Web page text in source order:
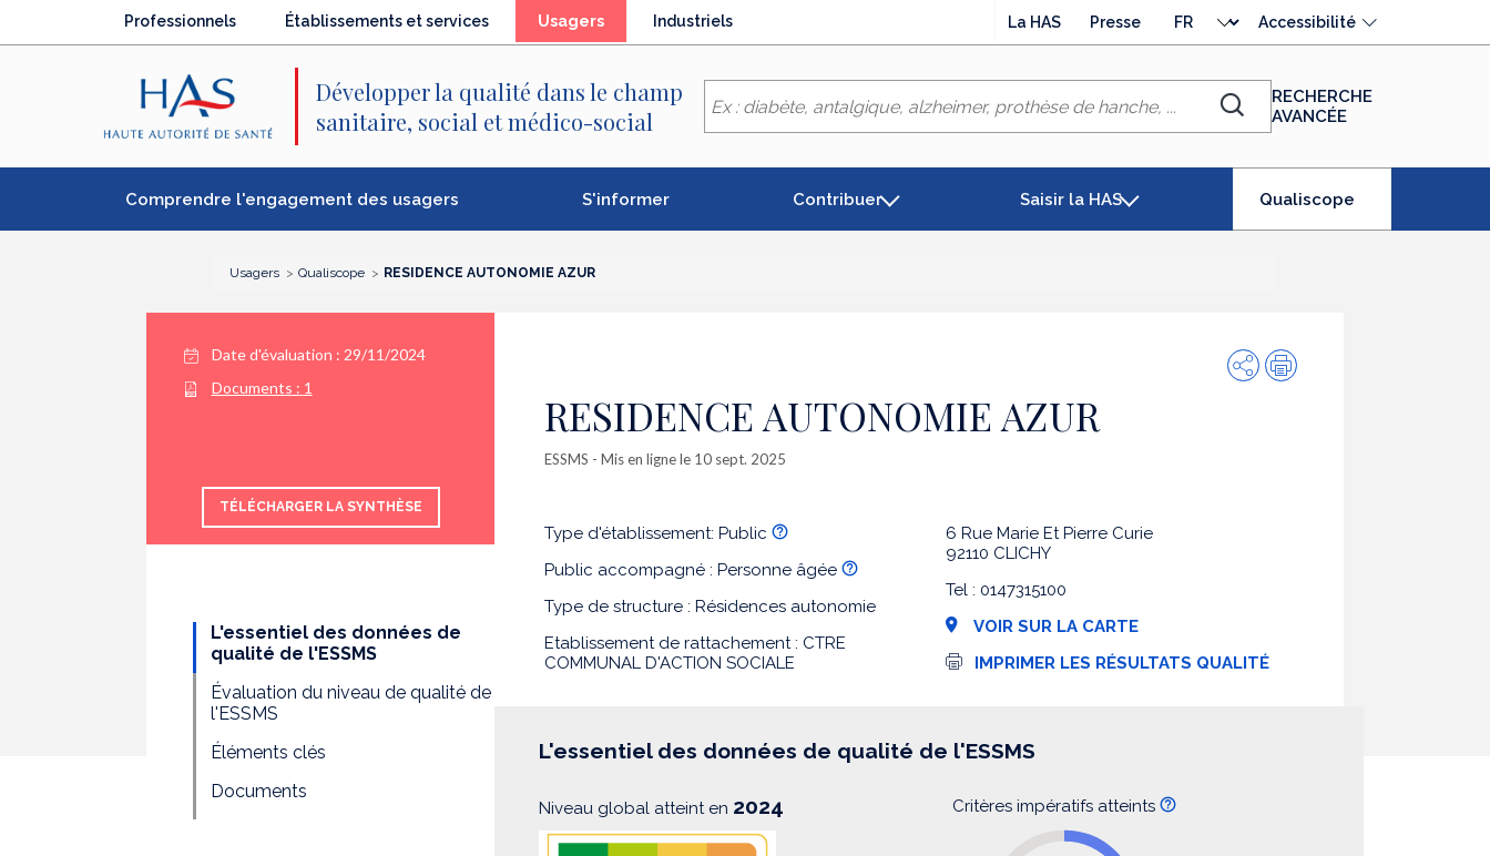
Professionnels Établissements et services Usagers(élémentIndustriels La HAS Presse
langue
Accessibilité
Développer la qualité dans le champ
sanitaire, social et médico-social
Chercher
RECHERCHE
AVANCÉE
Comprendre l'engagement des usagers S'informer Contribuer Saisir la HAS Qualiscope
Usagers Qualiscope RESIDENCE AUTONOMIE AZUR
Date d'évaluation : 29/11/2024
Documents : 1
TÉLÉCHARGER LA SYNTHÈSE
L'essentiel des données de
qualité de l'ESSMS
Évaluation du niveau de qualité de
l'ESSMS
Éléments clés
Documents
PartagerImpression
RESIDENCE AUTONOMIE AZUR
ESSMS - Mis en ligne le 10 sept. 2025
Type d'établissement: Public
Public accompagné : Personne âgée
Type de structure : Résidences autonomie
Etablissement de rattachement : CTRE
COMMUNAL D'ACTION SOCIALE
6 Rue Marie Et Pierre Curie
92110 CLICHY
Tel : 0147315100
VOIR SUR LA CARTE
I
s
s
n
IMPRIMER LES RÉSULTATS QUALITÉ
L'essentiel des données de qualité de l'ESSMS
Niveau global atteint en 2024 Critères impératifs atteints